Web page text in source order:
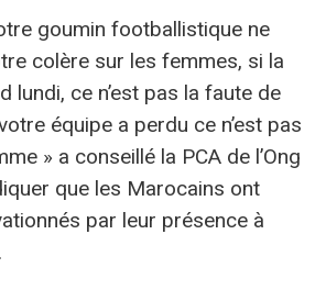
goumin footballistique ne
colère sur les femmes, si la
lundi, ce n’est pas la faute de
équipe a perdu ce n’est pas
» a conseillé la PCA de l’Ong
que les Marocains ont
par leur présence à